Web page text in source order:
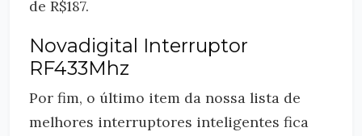
de R$187.
Novadigital Interruptor
RF433Mhz
Por fim, o último item da nossa lista de
melhores interruptores inteligentes fica